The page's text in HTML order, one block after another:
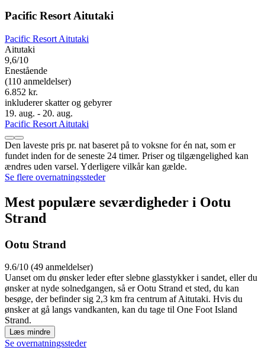
Pacific Resort Aitutaki
Pacific Resort Aitutaki
Aitutaki
9,6/10
Enestående
(110 anmeldelser)
6.852 kr.
inkluderer skatter og gebyrer
19. aug. - 20. aug.
Pacific Resort Aitutaki
Den laveste pris pr. nat baseret på to voksne for én nat, som er
fundet inden for de seneste 24 timer. Priser og tilgængelighed kan
ændres uden varsel. Yderligere vilkår kan gælde.
Se flere overnatningssteder
Mest populære seværdigheder i Ootu
Strand
Ootu Strand
9.6/10 (49 anmeldelser)
Uanset om du ønsker leder efter slebne glasstykker i sandet, eller du
ønsker at nyde solnedgangen, så er Ootu Strand et sted, du kan
besøge, der befinder sig 2,3 km fra centrum af Aitutaki. Hvis du
ønsker at gå langs vandkanten, kan du tage til One Foot Island
Strand.
Læs mindre
Se overnatningssteder